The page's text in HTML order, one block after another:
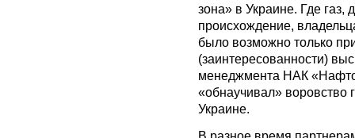
зона» в Украине. Где
происхождение,
было возможно только
(заинтересованности)
менеджмента НАК
«обнаучивал» воровство
Украине.